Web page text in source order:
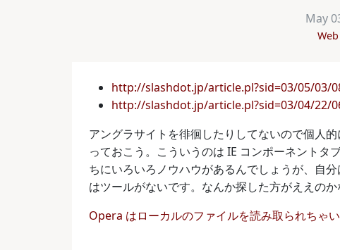
May
Web
http://slashdot.jp/article.pl?sid=03/05/03/
http://slashdot.jp/article.pl?sid=03/04/22/
アングラサイトを徘徊したりしてないので個人
っておこう。こういうのは IE コンポーネントタ
ちにいろいろノウハウがあるんでしょうが、自
はツールがないです。なんか探した方がええのか
Opera はローカルのファイルを読み取られちゃ